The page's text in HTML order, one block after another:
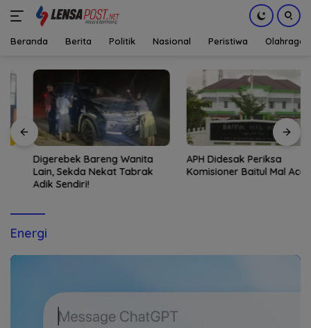
konten
Beranda Berita Politik Nasional Peristiwa Olahraga
Digerebek Bareng Wanita
Lain, Sekda Nekat Tabrak
Adik Sendiri!
APH Didesak Periksa
Komisioner Baitul Mal Aceh
Energi